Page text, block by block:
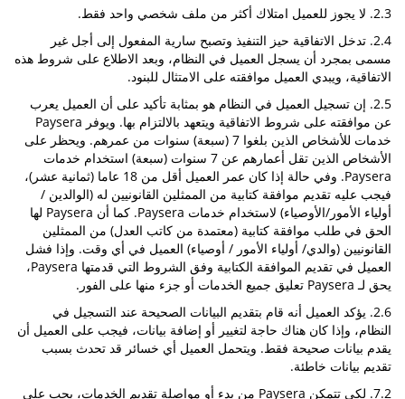
2.3. لا يجوز للعميل امتلاك أكثر من ملف شخصي واحد فقط.
2.4. تدخل الاتفاقية حيز التنفيذ وتصبح سارية المفعول إلى أجل غير
مسمى بمجرد أن يسجل العميل في النظام، وبعد الاطلاع على شروط هذه
الاتفاقية، ويبدي العميل موافقته على الامتثال للبنود.
2.5. إن تسجيل العميل في النظام هو بمثابة تأكيد على أن العميل يعرب
عن موافقته على شروط الاتفاقية ويتعهد بالالتزام بها. ويوفر Paysera
خدمات للأشخاص الذين بلغوا 7 (سبعة) سنوات من عمرهم. ويحظر على
الأشخاص الذين تقل أعمارهم عن 7 سنوات (سبعة) استخدام خدمات
Paysera. وفي حالة إذا كان عمر العميل أقل من 18 عاما (ثمانية عشر)،
فيجب عليه تقديم موافقة كتابية من الممثلين القانونيين له (الوالدين /
أولياء الأمور/الأوصياء) لاستخدام خدمات Paysera. كما أن Paysera لها
الحق في طلب موافقة كتابية (معتمدة من كاتب العدل) من الممثلين
القانونيين (والدي/ أولياء الأمور / أوصياء) العميل في أي وقت. وإذا فشل
العميل في تقديم الموافقة الكتابية وفق الشروط التي قدمتها Paysera،
يحق لـ Paysera تعليق جميع الخدمات أو جزء منها على الفور.
2.6. يؤكد العميل أنه قام بتقديم البيانات الصحيحة عند التسجيل في
النظام، وإذا كان هناك حاجة لتغيير أو إضافة بيانات، فيجب على العميل أن
يقدم بيانات صحيحة فقط. ويتحمل العميل أي خسائر قد تحدث بسبب
تقديم بيانات خاطئة.
7.2. لكي تتمكن Paysera من بدء أو مواصلة تقديم الخدمات، يجب على